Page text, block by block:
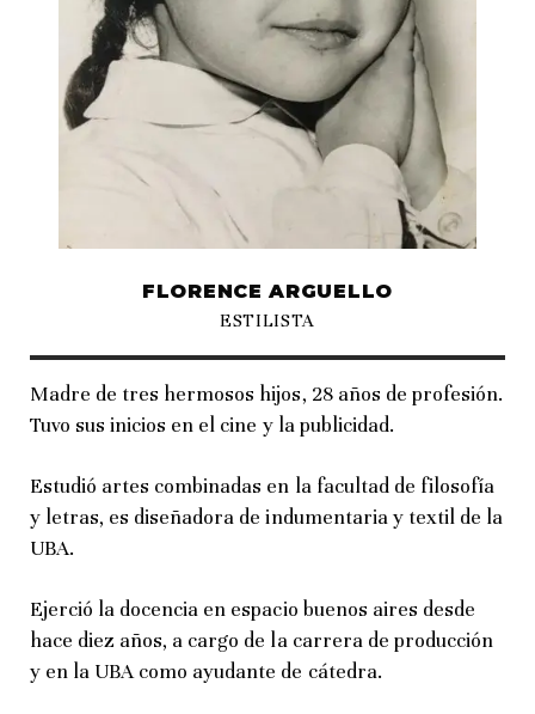
FLORENCE ARGUELLO
ESTILISTA
Madre de tres hermosos hijos, 28 años de profesión.
Tuvo sus inicios en el cine y la publicidad.
Estudió artes combinadas en la facultad de filosofía
y letras, es diseñadora de indumentaria y textil de la
UBA.
Ejerció la docencia en espacio buenos aires desde
hace diez años, a cargo de la carrera de producción
y en la UBA como ayudante de cátedra.